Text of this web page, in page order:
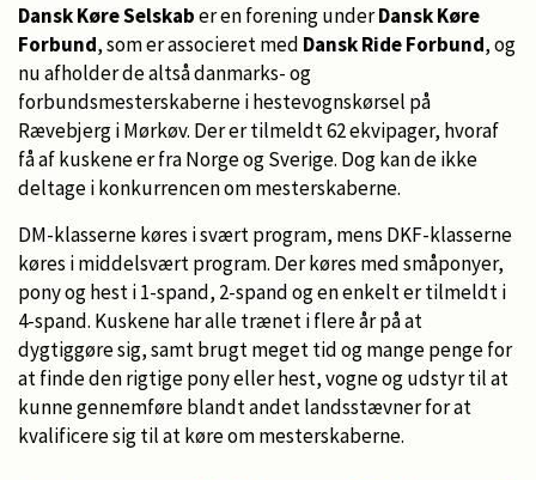
Dansk Køre Selskaber en forening underDansk Køre
Forbund, som er associeret med Dansk Ride Forbund, og
nu afholder de altså danmarks- og
forbundsmesterskaberne i hestevognskørsel på
Rævebjerg i Mørkøv. Der er tilmeldt 62 ekvipager, hvoraf
få af kuskene er fra Norge og Sverige. Dog kan de ikke
deltage i konkurrencen om mesterskaberne.
DM-klasserne køres i svært program, mens DKF-klasserne
køres i middelsvært program. Der køres med småponyer,
pony og hest i 1-spand, 2-spand og en enkelt er tilmeldt i
4-spand. Kuskene har alle trænet i flere år på at
dygtiggøre sig, samt brugt meget tid og mange penge for
at finde den rigtige pony eller hest, vogne og udstyr til at
kunne gennemføre blandt andet landsstævner for at
kvalificere sig til at køre om mesterskaberne.